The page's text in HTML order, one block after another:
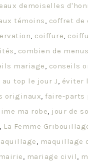
demoiselles
témoins, coffret de
, coiffure,
, combien de menus
mariage, conseils
au top le jour J, éviter
originaux,faire-parts
ma robe, jour de
, La Femme
, maquillage
, mariage civil,